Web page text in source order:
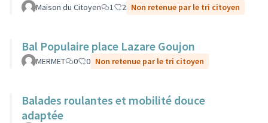
Maison du Citoyen 1 2 Non retenue par le tri citoyen
Bal Populaire place Lazare Goujon
MERMET 0 0 Non retenue par le tri citoyen
Balades roulantes et mobilité douce
adaptée